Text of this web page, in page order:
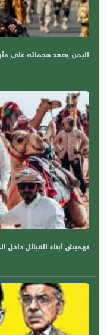
اليمن يصعد هجماته على
تهميش أبناء القبائل